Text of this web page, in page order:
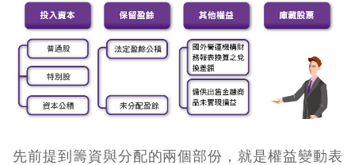
先前提到籌資與分配的兩個部份，就是權益變動表